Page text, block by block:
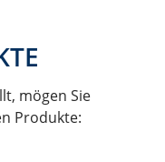
mögen Sie
Produkte: